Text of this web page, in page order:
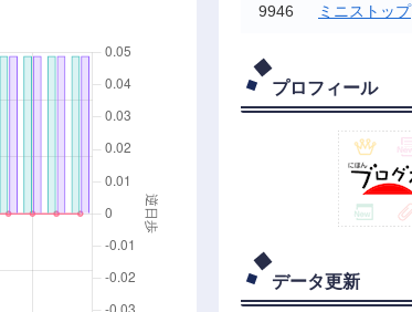
9946 ミニストップ
プロフィール
データ更新